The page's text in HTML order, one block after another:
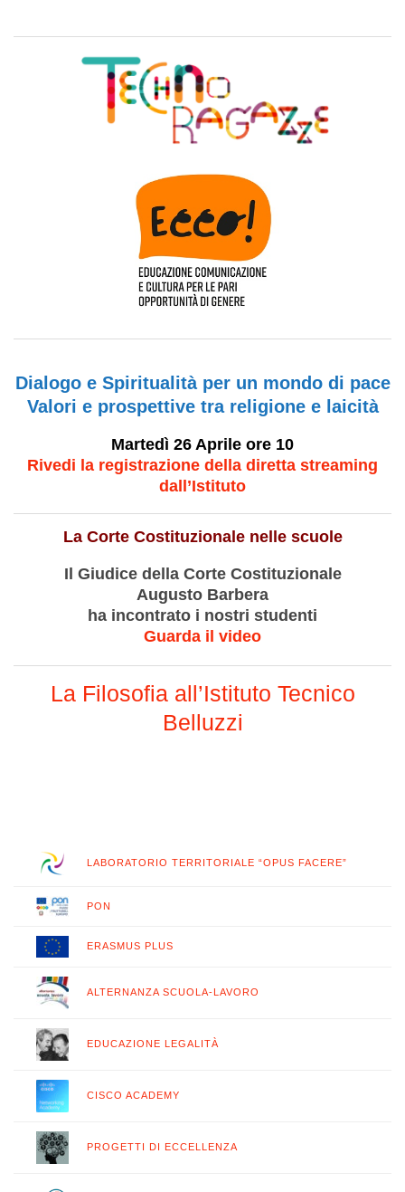
Dialogo e Spiritualità per un mondo di pace
Valori e prospettive tra religione e laicità
Martedì 26 Aprile ore 10
Rivedi la registrazione della diretta streaming
dall’Istituto
La Corte Costituzionale nelle scuole
Il Giudice della Corte Costituzionale
Augusto Barbera
ha incontrato i nostri studenti
Guarda il video
La Filosofia all’Istituto Tecnico
Belluzzi
LABORATORIO TERRITORIALE “OPUS FACERE”
PON
ERASMUS PLUS
ALTERNANZA SCUOLA-LAVORO
EDUCAZIONE LEGALITÀ
CISCO ACADEMY
PROGETTI DI ECCELLENZA